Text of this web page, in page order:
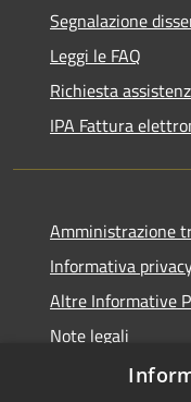
Segnalazione
Leggi le FAQ
Richiesta
IPA Fattura
Amministrazione
Informativa
Altre Informative
Note legali
Dichiarazione di